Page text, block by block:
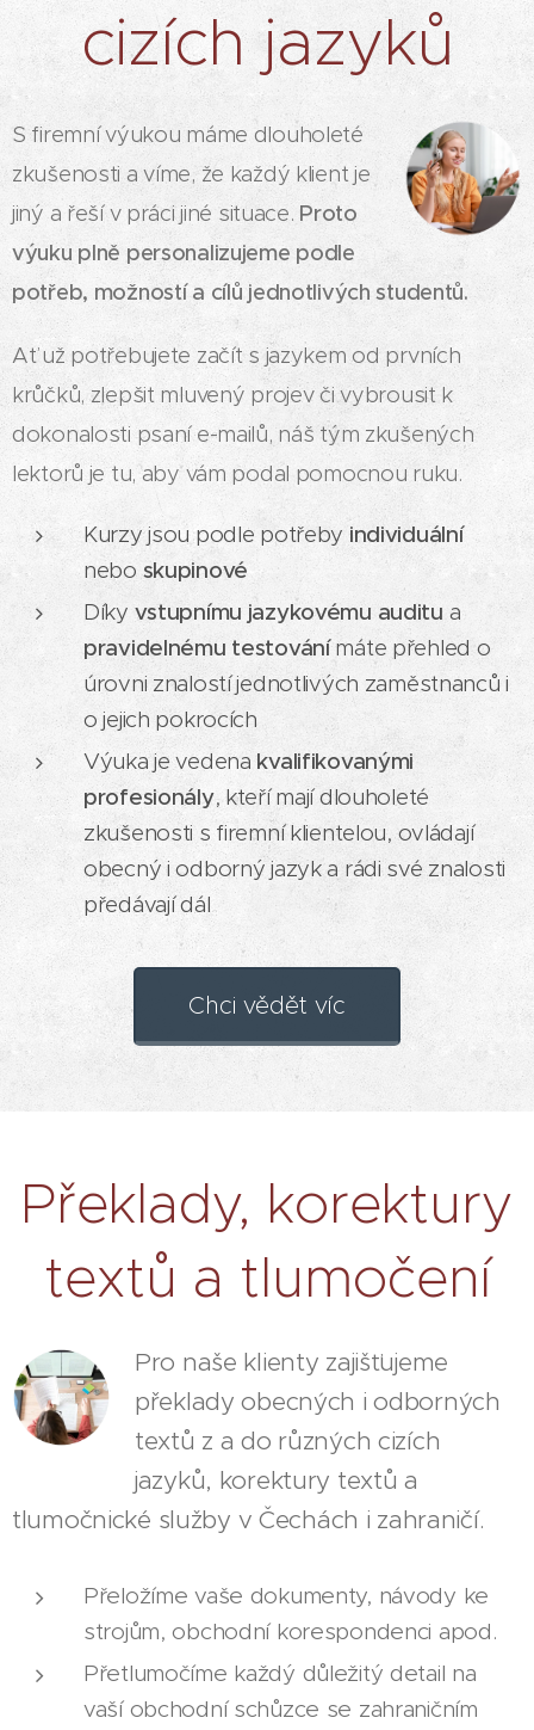
cizích jazyků
S firemní výukou máme dlouholeté
zkušenosti a víme, že každý klient je
jiný a řeší v práci jiné situace. Proto
výuku plně personalizujeme podle
potřeb, možností a cílů jednotlivých studentů.
Ať už potřebujete začít s jazykem od prvních
krůčků, zlepšit mluvený projev či vybrousit k
dokonalosti psaní e-mailů, náš tým zkušených
lektorů je tu, aby vám podal pomocnou ruku.
Kurzy jsou podle potřeby individuální
nebo skupinové
Díky vstupnímu jazykovému auditu a
pravidelnému testovánímáte přehled o
úrovni znalostí jednotlivých zaměstnanců i
o jejich pokrocích
Výuka je vedena kvalifikovanými
profesionály, kteří mají dlouholeté
zkušenosti s firemní klientelou, ovládají
obecný i odborný jazyk a rádi své znalosti
předávají dál
Chci vědět víc
Překlady, korektury
textů a tlumočení
Pro naše klienty zajišťujeme
překlady obecných i odborných
textů z a do různých cizích
jazyků, korektury textů a
tlumočnické služby v Čechách i zahraničí.
Přeložíme vaše dokumenty, návody ke
strojům, obchodní korespondenci apod.
Přetlumočíme každý důležitý detail na
vaší obchodní schůzce se zahraničním